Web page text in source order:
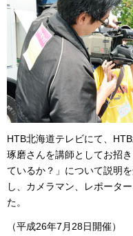
HTB北海道テレビにて、
琢磨さんを講師としてお招
ているか？」について説明
し、カメラマン、レポータ
た。
（平成26年7月28日開催）